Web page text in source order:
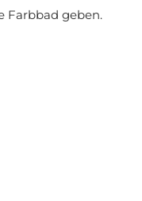
Farbbad geben.